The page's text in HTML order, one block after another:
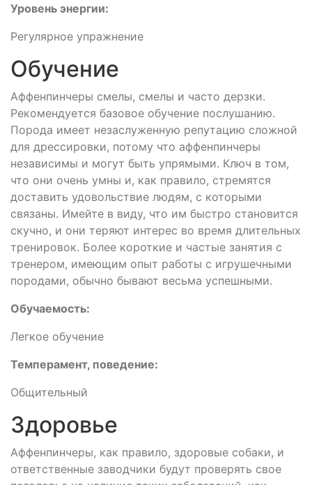
Уровень энергии:
Регулярное упражнение
Обучение
Аффенпинчеры смелы, смелы и часто дерзки.
Рекомендуется базовое обучение послушанию.
Порода имеет незаслуженную репутацию сложной
для дрессировки, потому что аффенпинчеры
независимы и могут быть упрямыми. Ключ в том,
что они очень умны и, как правило, стремятся
доставить удовольствие людям, с которыми
связаны. Имейте в виду, что им быстро становится
скучно, и они теряют интерес во время длительных
тренировок. Более короткие и частые занятия с
тренером, имеющим опыт работы с игрушечными
породами, обычно бывают весьма успешными.
Обучаемость:
Легкое обучение
Темперамент, поведение:
Общительный
Здоровье
Аффенпинчеры, как правило, здоровые собаки, и
ответственные заводчики будут проверять свое